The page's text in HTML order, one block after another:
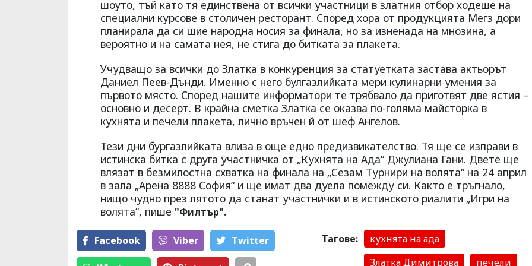
шоуто, тъй като тя единствена от всички участници в златния отбор ходеше на
специални курсове в столичен ресторант. Според хора от продукцията Мегз дори
планирала да си шие народна носия за финала, но за изненада на мнозина, а
вероятно и на самата нея, не стига до битката за плакета.
Учудващо за всички до Златка в конкуренция за статуетката застава актьорът
Даниел Пеев-Дънди. Именно с него булгазлийката мери кулинарни умения за
първото място. Според нашите информатори те трябвало да приготвят две ястия –
основно и десерт. В крайна сметка Златка се оказва по-голяма майсторка в
кухнята и печели плакета, лично връчен й от шеф Ангелов.
Тези дни бургазлийката влиза в още едно предизвикателство. Тя ще се изправи в
истинска битка с друга участничка от „Кухнята на Ада“ Джулиана Гани. Двете ще
влязат в безмилостна схватка на финала на „Сезам Турнири на волята“ на 24 април
в зала „Арена 8888 София“ и ще имат два дуела помежду си. Както е тръгнало,
нищо чудно през лятото да станат участнички и в истинското риалити „Игри на
волята“, пише "Филтър".
Facebook Viber Тwitter Тагове:
кухнята на ада
Златка Димитрова
печели